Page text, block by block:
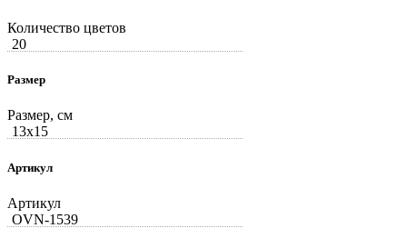
Количество цветов
20
Размер
Размер, см
13x15
Артикул
Артикул
OVN-1539